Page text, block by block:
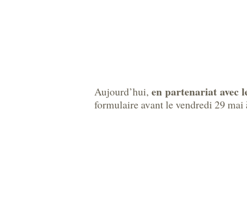
Aujourd’hui, en partenariat avec
formulaire avant le vendredi 29